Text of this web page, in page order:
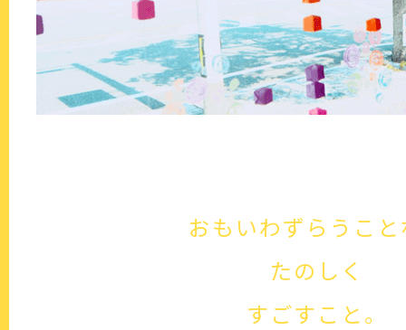
おもいわずらうこ
たのしく
すごすこと。